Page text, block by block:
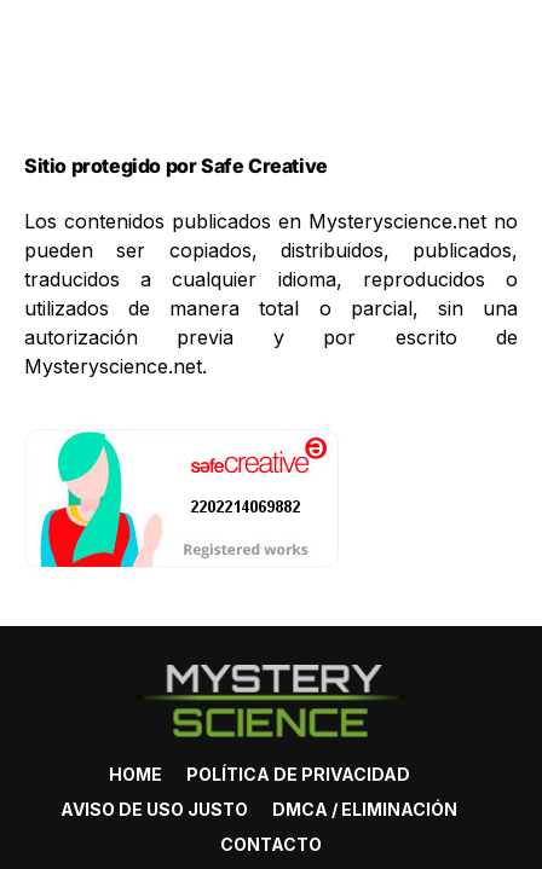
Sitio protegido por Safe Creative
Los contenidos publicados en Mysteryscience.net no
pueden ser copiados, distribuidos, publicados,
traducidos a cualquier idioma, reproducidos o
utilizados de manera total o parcial, sin una
autorización previa y por escrito de
Mysteryscience.net.
HOME
POLÍTICA DE PRIVACIDAD
AVISO DE USO JUSTO
DMCA / ELIMINACIÓN
CONTACTO